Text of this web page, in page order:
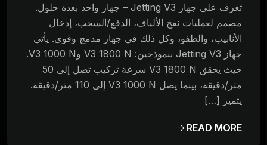
تعرف على جهاز Jetting V3 – جهاز واحد بعدة حلول.
مصمم لعمليات نفخ الألياف، الدفع/السحب، إدخال
الأنابيب، والطفو، وكل ذلك في جهاز مدمج وقوي. يأتي
جهاز Jetting V3 بنموذجين: V3 1800 N وV3 1000 N.
حيث يحقق V3 1800 N سرعة تركيب تصل إلى 50
متر/دقيقة، بينما يصل V3 1000 N إلى 110 متر/دقيقة.
يتميز […]
READ MORE